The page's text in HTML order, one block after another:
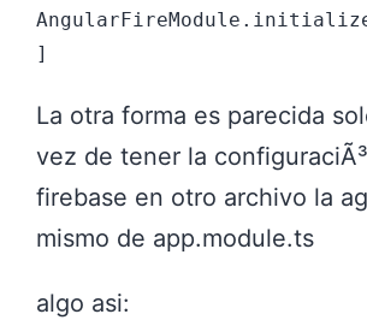
La otra forma es parecida
vez de tener la
firebase en otro archivo la
mismo de app.module.ts
algo asi: